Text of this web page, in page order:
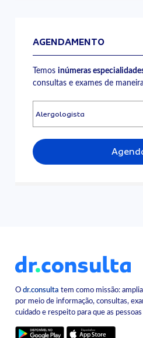
AGENDAMENTO
Temosinúmeras
consultas e exames de
Odr.consulta tem como missão:
por meio de informação, consultas,
cuidado e respeito para que as